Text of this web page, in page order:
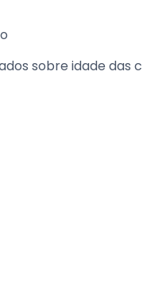
sobre idade das